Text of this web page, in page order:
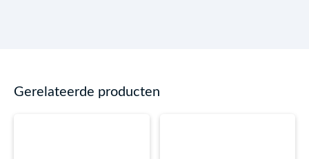
Gerelateerde producten